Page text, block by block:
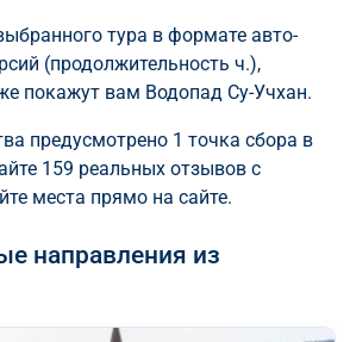
тура в формате авто-
(продолжительность ч.),
покажут вам Водопад Су-Учхан.
предусмотрено 1 точка сбора в
159 реальных отзывов с
места прямо на сайте.
направления из